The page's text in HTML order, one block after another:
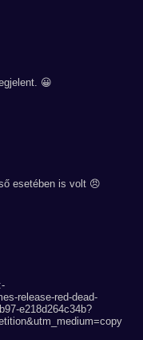
😀
esetében is volt 😠
release-red-dead-
e218d264c34b?